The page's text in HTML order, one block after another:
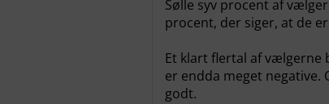
Sølle syv procent af
procent, der siger, at de
Et klart flertal af vælgerne
er endda meget negative.
godt.